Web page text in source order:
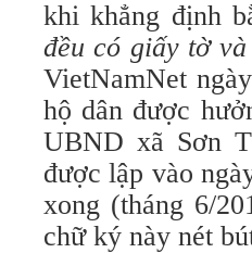
khi khẳng định
đều có giấy tờ
VietNamNet
hộ dân được
UBND xã Sơn
được lập vào
xong (tháng 6/
chữ ký này nét